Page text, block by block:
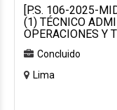
[P.S. 106-2025-
(1) TÉCNICO
OPERACIONES Y
Concluido
Lima